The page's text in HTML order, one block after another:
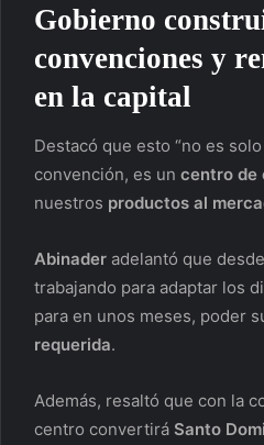
Gobierno
convenciones y
en la capital
Destacó que esto “no es
convención, es un centro de
nuestros productos al
Abinader adelantó que
trabajando para adaptar los
para en unos meses, poder
requerida.
Además, resaltó que con la
centro convertirá Santo